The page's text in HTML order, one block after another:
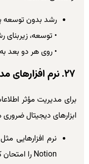
رشد بدون توسعه
• توسعه،
• روی هر دو بعد
برای مدیریت مؤثر
ابزارهای دیجیتال
Notion را امتحان کنید.